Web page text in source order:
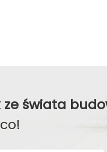
ze świata